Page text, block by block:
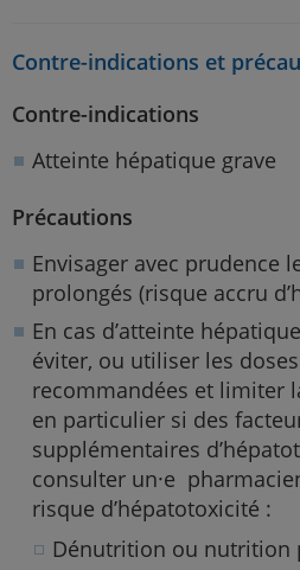
Contre-indications et
Contre-indications
Atteinte hépatique grave
Précautions
Envisager avec prudence
prolongés (risque accru
En cas d’atteinte
éviter, ou utiliser les
recommandées et limiter
en particulier si des
supplémentaires
consulter un·e
risque d’hépatotoxicité :
Dénutrition ou nutrition